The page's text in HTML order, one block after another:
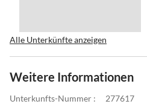
Alle Unterkünfte anzeigen
Weitere Informationen
Unterkunfts-Nummer :
277617